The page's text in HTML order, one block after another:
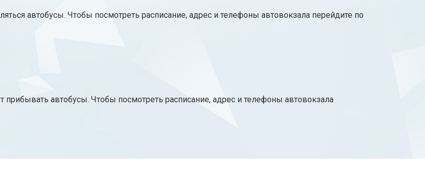
автобусы. Чтобы посмотреть расписание, адрес и телефоны автовокзала перейдите по
автобусы. Чтобы посмотреть расписание, адрес и телефоны автовокзала